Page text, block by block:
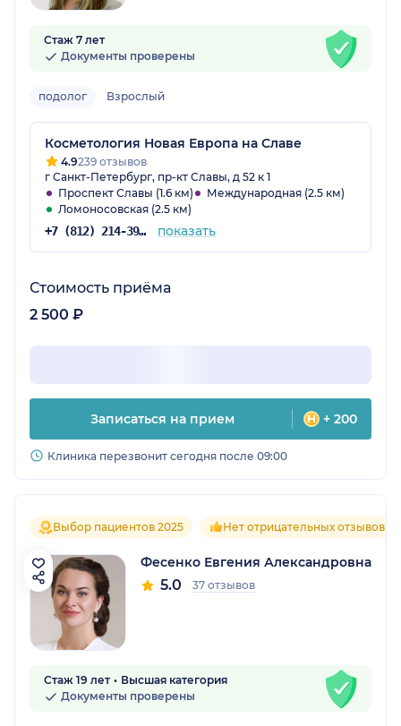
Стаж 7 лет
Документы проверены
подолог Взрослый
Косметология Новая Европа на Славе
4.9239 отзывов
г Санкт-Петербург, пр-кт Славы, д 52 к 1
Проспект Славы (1.6 км)
Международная (2.5 км)
Ломоносовская (2.5 км)
+7 (812) 214-39-32 показать
Стоимость приёма
2 500 ₽
Записаться на прием + 200
Клиника перезвонит сегодня после 09:00
Выбор пациентов 2025 Нет отрицательных отзывов
Фесенко Евгения Александровна
5.0 37 отзывов
Стаж 19 лет
Высшая категория
Документы проверены